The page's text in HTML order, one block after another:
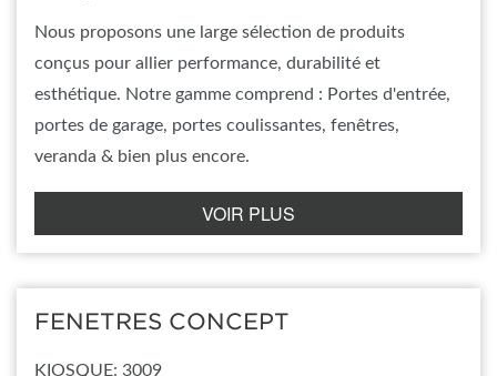
Nous proposons une large sélection de produits
conçus pour allier performance, durabilité et
esthétique. Notre gamme comprend : Portes d'entrée,
portes de garage, portes coulissantes, fenêtres,
veranda & bien plus encore.
VOIR PLUS
FENETRES CONCEPT
KIOSQUE: 3009